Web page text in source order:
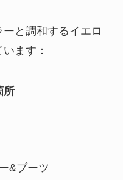
と調和するイエロ
ます：
所
&ブーツ